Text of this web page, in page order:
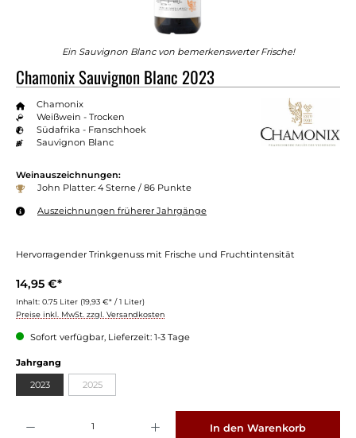
Ein Sauvignon Blanc von bemerkenswerter Frische!
Chamonix Sauvignon Blanc 2023
Chamonix
Weißwein - Trocken
Südafrika - Franschhoek
Sauvignon Blanc
Weinauszeichnungen:
John Platter: 4 Sterne / 86 Punkte
Auszeichnungen früherer Jahrgänge
Hervorragender Trinkgenuss mit Frische und Fruchtintensität
14,95 €*
Inhalt: 0.75 Liter (19,93 €* / 1 Liter)
Preise inkl. MwSt. zzgl. Versandkosten
Sofort verfügbar, Lieferzeit: 1-3 Tage
Jahrgang
2023 2025(Diese Option ist zurzeit nicht verfügbar.)
In den Warenkorb